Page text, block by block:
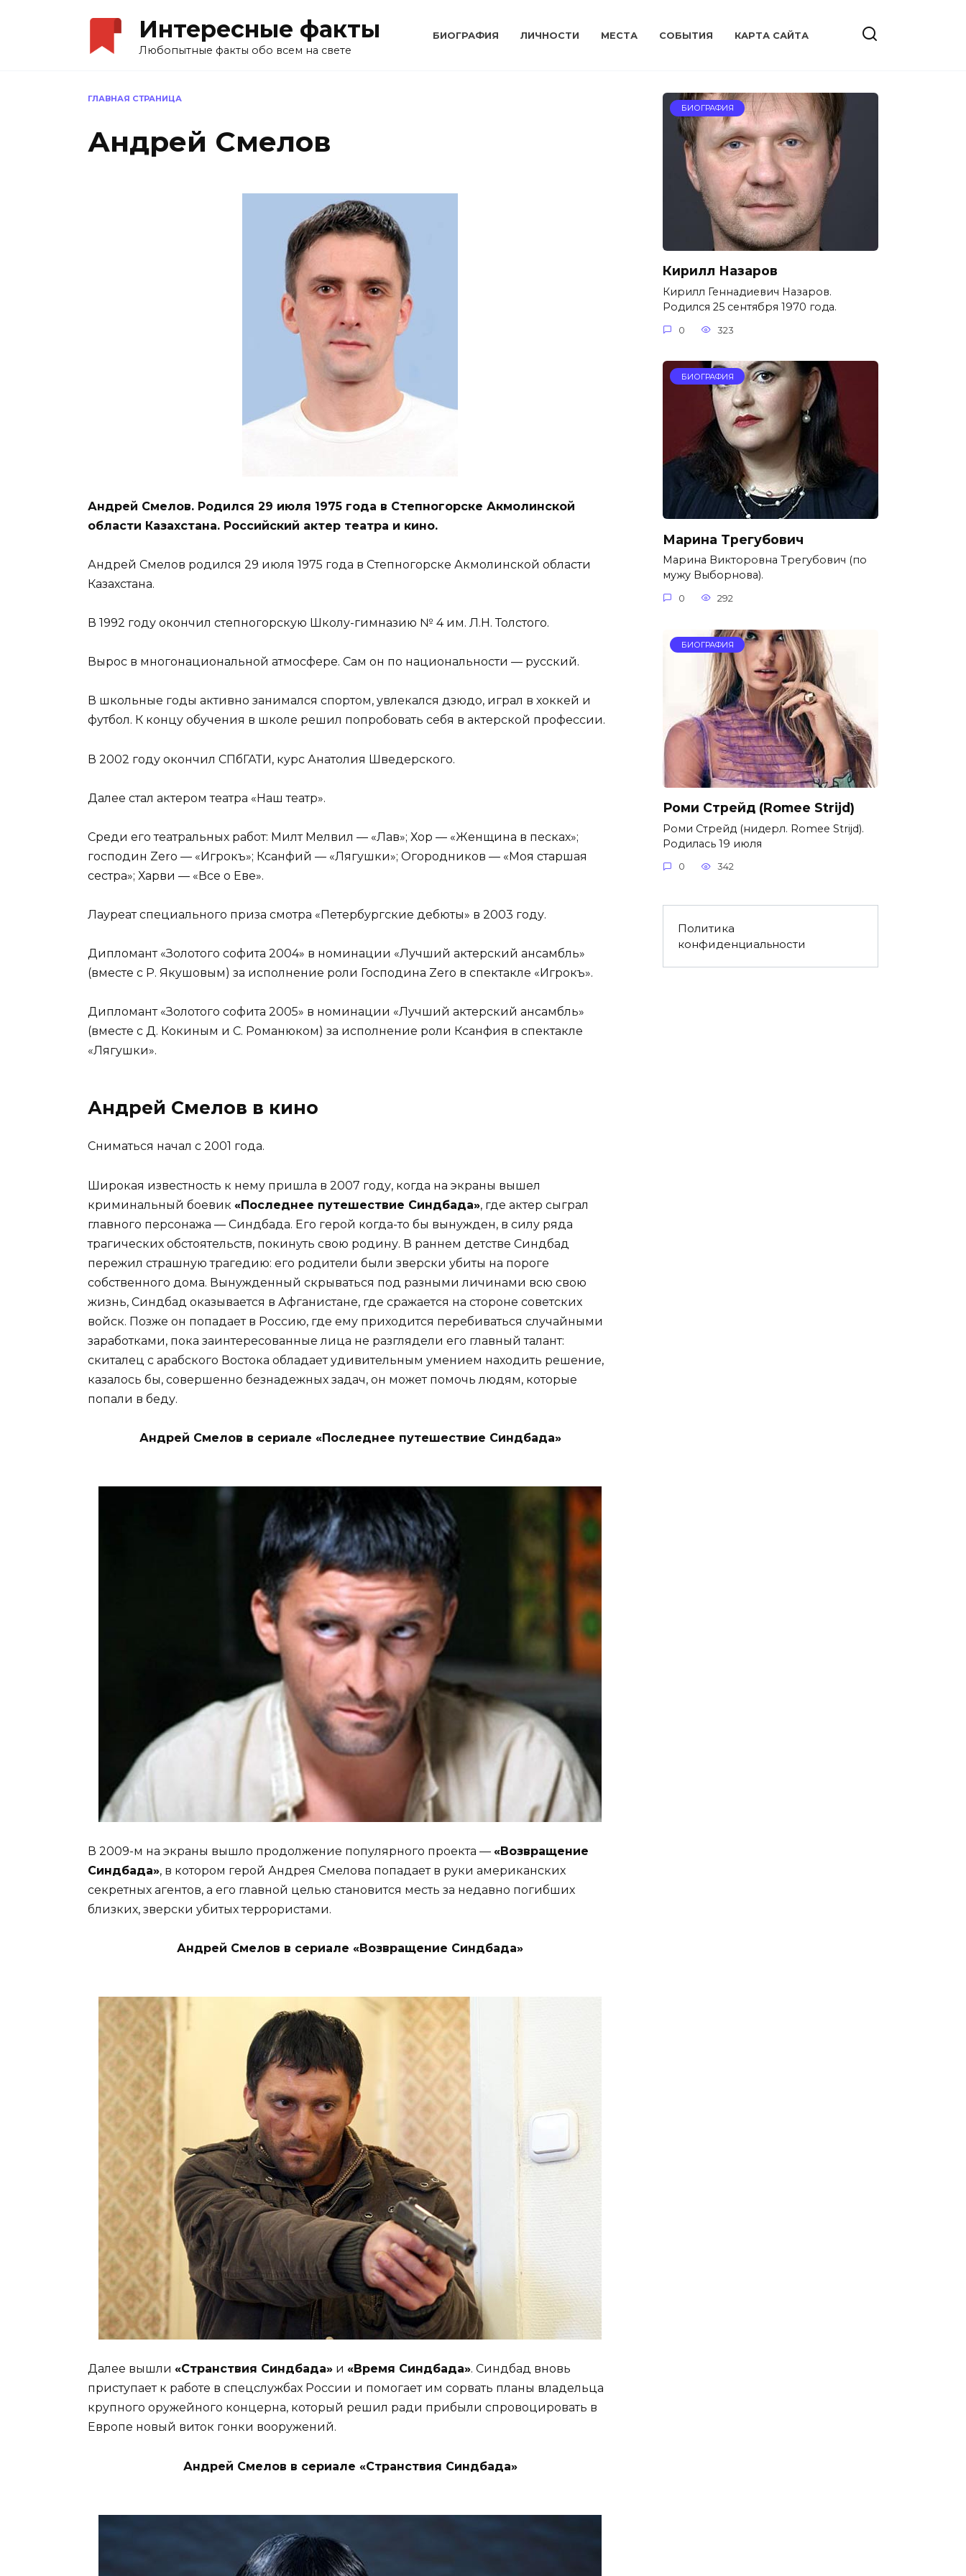
Интересные факты
Любопытные факты обо всем на свете
БИОГРАФИЯ ЛИЧНОСТИ МЕСТА CОБЫТИЯ КАРТА САЙТА
ГЛАВНАЯ СТРАНИЦА
Андрей Смелов
Андрей Смелов. Родился 29 июля 1975 года в Степногорске Акмолинской
области Казахстана. Российский актер театра и кино.
Андрей Смелов родился 29 июля 1975 года в Степногорске Акмолинской области
Казахстана.
В 1992 году окончил степногорскую Школу-гимназию № 4 им. Л.Н. Толстого.
Вырос в многонациональной атмосфере. Сам он по национальности — русский.
В школьные годы активно занимался спортом, увлекался дзюдо, играл в хоккей и
футбол. К концу обучения в школе решил попробовать себя в актерской профессии.
В 2002 году окончил СПбГАТИ, курс Анатолия Шведерского.
Далее стал актером театра «Наш театр».
Среди его театральных работ: Милт Мелвил — «Лав»; Хор — «Женщина в песках»;
господин Zero — «Игрокъ»; Ксанфий — «Лягушки»; Огородников — «Моя старшая
сестра»; Харви — «Все о Еве».
Лауреат специального приза смотра «Петербургские дебюты» в 2003 году.
Дипломант «Золотого софита 2004» в номинации «Лучший актерский ансамбль»
(вместе с Р. Якушовым) за исполнение роли Господина Zero в спектакле «Игрокъ».
Дипломант «Золотого софита 2005» в номинации «Лучший актерский ансамбль»
(вместе с Д. Кокиным и С. Романюком) за исполнение роли Ксанфия в спектакле
«Лягушки».
Андрей Смелов в кино
Сниматься начал с 2001 года.
Широкая известность к нему пришла в 2007 году, когда на экраны вышел
криминальный боевик «Последнее путешествие Синдбада», где актер сыграл
главного персонажа — Синдбада. Его герой когда-то бы вынужден, в силу ряда
трагических обстоятельств, покинуть свою родину. В раннем детстве Синдбад
пережил страшную трагедию: его родители были зверски убиты на пороге
собственного дома. Вынужденный скрываться под разными личинами всю свою
жизнь, Синдбад оказывается в Афганистане, где сражается на стороне советских
войск. Позже он попадает в Россию, где ему приходится перебиваться случайными
заработками, пока заинтересованные лица не разглядели его главный талант:
скиталец с арабского Востока обладает удивительным умением находить решение,
казалось бы, совершенно безнадежных задач, он может помочь людям, которые
попали в беду.
Андрей Смелов в сериале «Последнее путешествие Синдбада»
В 2009-м на экраны вышло продолжение популярного проекта — «Возвращение
Синдбада», в котором герой Андрея Смелова попадает в руки американских
секретных агентов, а его главной целью становится месть за недавно погибших
близких, зверски убитых террористами.
Андрей Смелов в сериале «Возвращение Синдбада»
Далее вышли «Странствия Синдбада» и «Время Синдбада». Синдбад вновь
приступает к работе в спецслужбах России и помогает им сорвать планы владельца
крупного оружейного концерна, который решил ради прибыли спровоцировать в
Европе новый виток гонки вооружений.
Андрей Смелов в сериале «Странствия Синдбада»
БИОГРАФИЯ
Кирилл Назаров
Кирилл Геннадиевич Назаров.
Родился 25 сентября 1970 года.
0 323
БИОГРАФИЯ
Марина Трегубович
Марина Викторовна Трегубович (по
мужу Выборнова).
0 292
БИОГРАФИЯ
Роми Стрейд (Romee Strijd)
Роми Стрейд (нидерл. Romee Strijd).
Родилась 19 июля
0 342
Политика
конфиденциальности